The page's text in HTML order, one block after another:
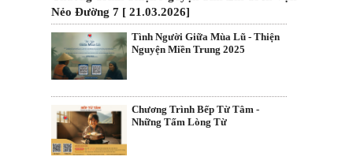
Nẻo Đường 7 [ 21.03.2026]
Tình Người Giữa Mùa Lũ - Thiện
Nguyện Miền Trung 2025
Chương Trình Bếp Từ Tâm -
Những Tấm Lòng Từ